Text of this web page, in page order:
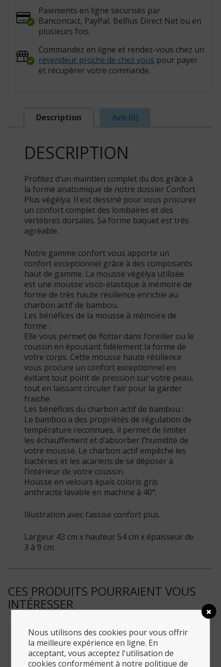
Paiements en ligne sécurisés par
Bancontact, PayPal, Belfius Direct Net ou en
plusieurs fois.
Commandez en ligne et rendez-vous chez un
revendeur proche de chez vous pour payer
et récupérer votre commande.
Description Avis (0)
DESCRIPTION
Profitez d’un maintien complet du dos grâce à
la forme anatomique de notre dossier Confort
Plus végélya. Il est dessiné pour vous procurer
un confort complet des lombaires et des
vertèbres dorsales. Sa forme baquet est très
agréable.
Notre gamme confort vous apporte un
confort exceptionnel grâce à des composants
haut de gamme. La mousse végélya utilisée
est une mousse visco-élastique à mémoire de
forme de très haute résilience enrichie au
charbon actif de bambou.
Les bénéfices de la mousse à mémoire de
forme :
Elle vous permet de flotter dans l’oreiller ou le
coussin en épousant fidèlement la forme de
votre corps. Cette mousse haute résilience
vous procure un confort exceptionnel en
évitant tout point de pression sur votre peau,
tout en laissant circuler l’air pour la garder
fraiche.
Les bénéfices du charbon actif de bambou :
Le bambou a des propriétés de régulation de
température reconnues, il permet de limiter
les échauffement et d’absorber l’humidité de
votre mousse. Le charbon actif empêche les
bactéries et les acariens de se déposer à
l’intérieur de votre coussin.
Housse en velours épais coloris gris
anthracite lavable en machine à 40°.
Illustration avec l’assise confort plus.
Largeur 43 cm x hauteur 54 cm x épaisseur de
3 à 9 cm.
CES PRODUITS POURRAIENT VOUS
INTÉRESSER
Nous utilisons des cookies pour vous offrir
la meilleure expérience en ligne. En
acceptant, vous acceptez l'utilisation de
cookies conformément à notre politique de